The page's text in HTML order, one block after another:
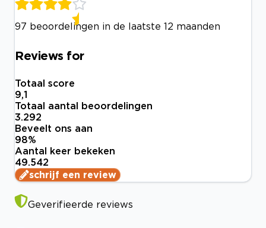
97 beoordelingen in de laatste 12 maanden
Reviews for
Totaal score
9,1
Totaal aantal beoordelingen
3.292
Beveelt ons aan
98%
Aantal keer bekeken
49.542
schrijf een review
Geverifieerde reviews